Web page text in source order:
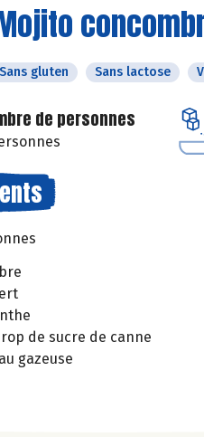
Sans gluten Sans lactose
de personnes
de sucre de canne
gazeuse